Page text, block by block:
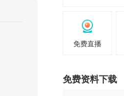
免费直播
免费资料下载